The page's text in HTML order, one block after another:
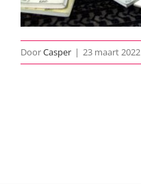
DoorCasper | 23 maart 2022